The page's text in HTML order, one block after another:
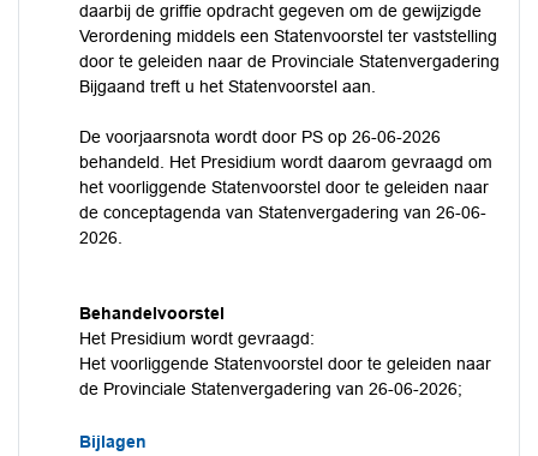
daarbij de griffie opdracht gegeven om de gewijzigde
Verordening middels een Statenvoorstel ter vaststelling
door te geleiden naar de Provinciale Statenvergadering
Bijgaand treft u het Statenvoorstel aan.
De voorjaarsnota wordt door PS op 26-06-2026
behandeld. Het Presidium wordt daarom gevraagd om
het voorliggende Statenvoorstel door te geleiden naar
de conceptagenda van Statenvergadering van 26-06-
2026.
Behandelvoorstel
Het Presidium wordt gevraagd:
Het voorliggende Statenvoorstel door te geleiden naar
de Provinciale Statenvergadering van 26-06-2026;
Bijlagen